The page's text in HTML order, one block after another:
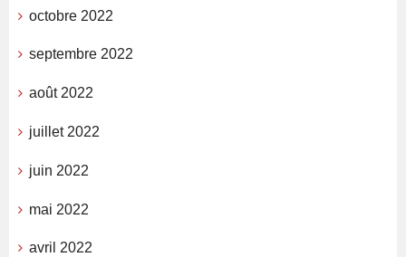
octobre 2022
septembre 2022
août 2022
juillet 2022
juin 2022
mai 2022
avril 2022